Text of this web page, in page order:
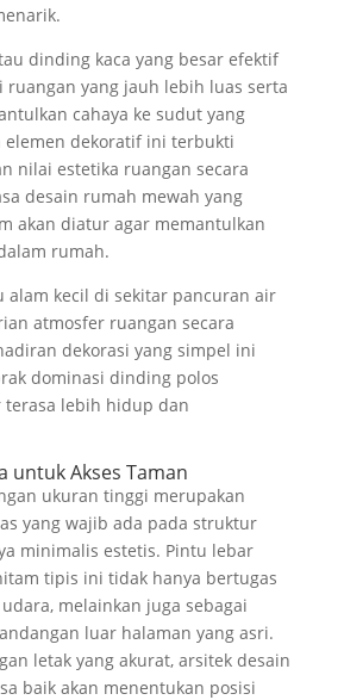
dinding kaca yang besar efektif
ruangan yang jauh lebih luas serta
cahaya ke sudut yang
elemen dekoratif ini terbukti
nilai estetika ruangan secara
desain rumah mewah yang
akan diatur agar memantulkan
rumah.
alam kecil di sekitar pancuran air
atmosfer ruangan secara
dekorasi yang simpel ini
dominasi dinding polos
lebih hidup dan
untuk Akses Taman
ukuran tinggi merupakan
yang wajib ada pada struktur
minimalis estetis. Pintu lebar
tipis ini tidak hanya bertugas
melainkan juga sebagai
luar halaman yang asri.
letak yang akurat, arsitek desain
baik akan menentukan posisi